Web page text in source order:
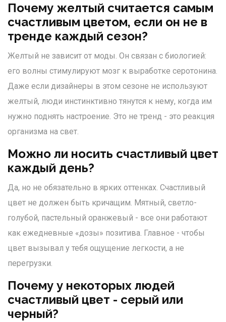
Почему желтый считается самым
счастливым цветом, если он не в
тренде каждый сезон?
Желтый не зависит от моды. Он связан с биологией:
его волны стимулируют мозг к выработке серотонина.
Даже если дизайнеры в этом сезоне не используют
желтый, люди инстинктивно тянутся к нему, когда им
нужно поднять настроение. Это не тренд - это реакция
организма на свет.
Можно ли носить счастливый цвет
каждый день?
Да, но не обязательно в ярких оттенках. Счастливый
цвет не должен быть кричащим. Мятный, светло-
голубой, пастельный оранжевый - все они работают
как ежедневные «дозы» позитива. Главное - чтобы
цвет вызывал у тебя ощущение легкости, а не
перегрузки.
Почему у некоторых людей
счастливый цвет - серый или
черный?